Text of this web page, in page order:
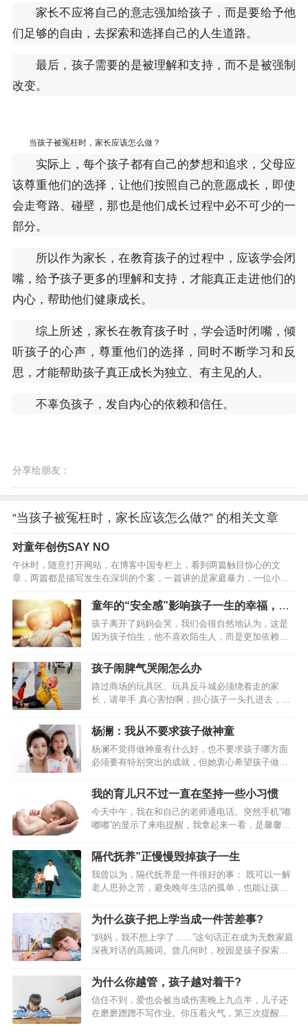
家长不应将自己的意志强加给孩子，而是要给予他
们足够的自由，去探索和选择自己的人生道路。
最后，孩子需要的是被理解和支持，而不是被强制
改变。
当孩子被冤枉时，家长应该怎么做？
实际上，每个孩子都有自己的梦想和追求，父母应
该尊重他们的选择，让他们按照自己的意愿成长，即使
会走弯路、碰壁，那也是他们成长过程中必不可少的一
部分。
所以作为家长，在教育孩子的过程中，应该学会闭
嘴，给予孩子更多的理解和支持，才能真正走进他们的
内心，帮助他们健康成长。
综上所述，家长在教育孩子时，学会适时闭嘴，倾
听孩子的心声，尊重他们的选择，同时不断学习和反
思，才能帮助孩子真正成长为独立、有主见的人。
不辜负孩子，发自内心的依赖和信任。
分享给朋友：
“当孩子被冤枉时，家长应该怎么做?” 的相关文章
对童年创伤SAY NO
午休时，随意打开网站，在博客中国专栏上，看到两篇触目惊心的文
章，两篇都是描写发生在深圳的个案，一篇讲的是家庭暴力，一位小学
学生被父亲毒打，伤痕累累让人心酸不已；一篇是家庭惨剧，身为父亲
的男人，竟然在刹那间摔死一个还不足周岁的幼儿．．．饭咽不下去
了，半盒饭扔进茶水间的垃圾桶里。我的情绪自控能力，那怕心理学界
的朋友，也清楚是不错的，但是在此刻，我想冒火，对身边的同事说：
“你看看！这些人的心难道是铁做的吗？！”我知道，如果作为一个咨询
师，这样充满批判性的话，我不该说，可是，此刻，我不在咨询中，我
是一个…
童年的“安全感”影响孩子一生的幸福，家
长如何为孩子建立安全感
孩子离开了妈妈会哭，我们会很自然地认为，这是
因为孩子怕生，他不喜欢陌生人，而是更加依赖像
慌，需要依赖的重要原因，但是在孩子的不安情绪
里，孩子一部分来自于安全感的匮乏。台剧《想见
你》讲述的是一个年轻人之间的故事，在这个故事
中，陈韵如是一个有原生家庭创伤的女儿，她的母
亲重男轻女，家里什么都要给弟弟，包括她自己，
也是对弟弟迁就、牺牲的“物品”之一。陈韵如是一个
上，看起来很孤独又很自如，可是那份拒绝让人以
此保护自己的…
孩子闹脾气哭闹怎么办
路过商场的玩具区、玩具反斗城必须绕着走的家
长，请举手 真心害怕啊，担心孩子一头扎进去，拉
闹。 而孩子的哭闹经常让家长陷入两难境地：坚持
原则不给买，孩子可能要哭闹很久，还会引发围
观，又担心孩子之后留下心理阴影；心软买了的
话，以后在遇到这种情况孩子可能会变本加厉，遇
到这种情况应该怎么办才科学呢？别惊慌，孩子闹
脾气很正常 在要求得不到满足时，几乎所有幼儿都
还不会用语言表达需求，而由于他…
杨澜：我从不要求孩子做神童
杨澜不觉得做神童有什么好，也不要求孩子哪方面
必须要有特别突出的成就，但她衷心希望孩子做一
体力行，努力培养孩子具有几种习惯和品性：爱好
运动、慈悲为怀、善于表达和富有幽默感。 ● 不
敷衍、不马虎 ● 认真对待孩子的每件小事 1996
年，杨澜在美国生下儿子；2000年10月20日，杨澜
在上海又喜得一个六斤多重的小女儿，圆了她想要
“美国儿子中国女儿”的妈妈梦。因为工作缘故，杨澜
我的育儿只不过一直在坚持一些小习惯
今天中午，我在和自己的老师通电话。突然手机“嘟
嘟嘟”的显示了来电提醒，我拿起来一看，是馨馨的
我的电话，莫非有什么重要的事情？我于是赶紧挂
了老师的电话，并立马拨通了馨馨班主任的电话。
要知道，现在对于我来说，千事万事都没有比儿女
们学习来得更重要的事情了。只听那边班主任很快
的向我阐明了打电话的原因，由于明天下午学校开
家长会，我被馨馨班主任邀请为分享育儿经的家
学好，普通话不标准，这也是目前带着孩子学拼音
时才发现的；其…
隔代抚养”正慢慢毁掉孩子一生
我曾以为，隔代抚养是一件很好的事： 既可以一解
老人思孙之苦，避免晚年生活的孤单，也能让孩子
放在事业上，一举三得，何乐不为？ 抱着这样的想
法，儿子小明上幼儿园后，我将退休的父母从老家
接到了武汉。 父母每天接送孩子，把一日三餐妥妥
地准备好，彻底解了我和老公的后顾之忧。 小明曾
患过哮喘病，父亲为了给容易盗汗的小明换毛巾，
常常睡不了一个整觉…… 看着儿子一天天欢实、健
住算了，小明和我们都离不开你…
为什么孩子把上学当成一件苦差事?
“妈妈，我不想上学了……”这句话正在成为无数家庭
深夜对话的高频词。曾几何时，校园是孩子探索世
数据显示，超过60%的青少年认为上学是“压力源”，
甚至出现胃痛、失眠等躯体化症状。为何今天的教
育让本该蓬勃的生命力枯萎？这背后，是青少年心
理需求与教育现实的激烈碰撞。为什么孩子把上学
为什么你越管，孩子越对着干?
信任不到，爱也会被当成伤害晚上九点半，儿子还
在磨磨蹭蹭不写作业。你压着火气，第三次提醒：